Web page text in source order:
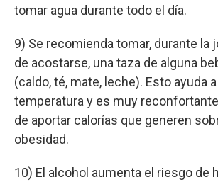
tomar agua durante todo el día.
9) Se recomienda tomar, durante la
de acostarse, una taza de alguna
(caldo, té, mate, leche). Esto ayuda
temperatura y es muy
de aportar calorías que generen
obesidad.
10) El alcohol aumenta el riesgo de